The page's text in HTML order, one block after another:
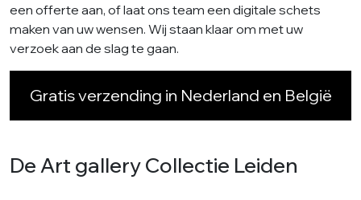
een offerte aan, of laat ons team een digitale schets
maken van uw wensen. Wij staan klaar om met uw
verzoek aan de slag te gaan.
Gratis verzending in Nederland en België
De Art gallery Collectie Leiden